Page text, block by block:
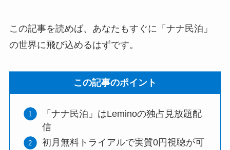
この記事を読めば、あなたもすぐに「ナナ民泊」
の世界に飛び込めるはずです。
この記事のポイント
「ナナ民泊」はLeminoの独占見放題配
信
初月無料トライアルで実質0円視聴が可